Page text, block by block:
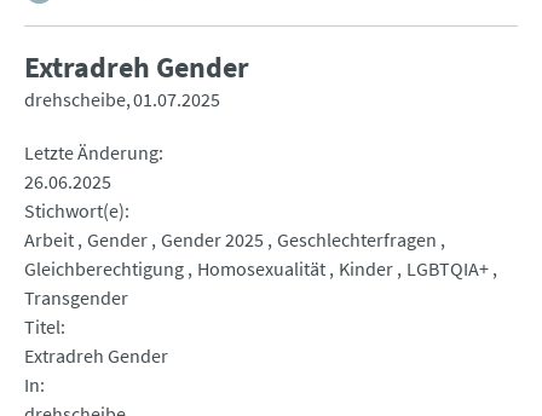
Extradreh Gender
drehscheibe 01.07.2025
Letzte Änderung
26.06.2025
Stichwort(e)
Arbeit Gender Gender 2025 Geschlechterfragen
Gleichberechtigung Homosexualität Kinder LGBTQIA+
Transgender
Titel
Extradreh Gender
In